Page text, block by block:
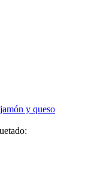
y queso